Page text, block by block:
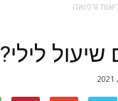
ורפואה
שיעול לילי?